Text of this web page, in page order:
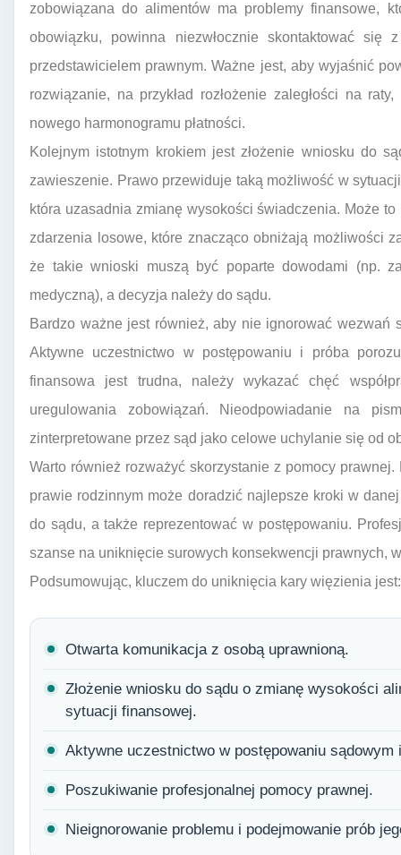
zobowiązana do alimentów ma problemy finansowe,
obowiązku, powinna niezwłocznie skontaktować
przedstawicielem prawnym. Ważne jest, aby wyjaśnić
rozwiązanie, na przykład rozłożenie zaległości na
nowego harmonogramu płatności.
Kolejnym istotnym krokiem jest złożenie wniosku do
zawieszenie. Prawo przewiduje taką możliwość w
która uzasadnia zmianę wysokości świadczenia. Może
zdarzenia losowe, które znacząco obniżają możliwości
że takie wnioski muszą być poparte dowodami (np.
medyczną), a decyzja należy do sądu.
Bardzo ważne jest również, aby nie ignorować wezwań
Aktywne uczestnictwo w postępowaniu i próba
finansowa jest trudna, należy wykazać chęć
uregulowania zobowiązań. Nieodpowiadanie na
zinterpretowane przez sąd jako celowe uchylanie się od
Warto również rozważyć skorzystanie z pomocy
prawie rodzinnym może doradzić najlepsze kroki w
do sądu, a także reprezentować w postępowaniu.
szanse na uniknięcie surowych konsekwencji prawnych,
Podsumowując, kluczem do uniknięcia kary więzienia jest:
Otwarta komunikacja z osobą uprawnioną.
Złożenie wniosku do sądu o zmianę wysokości
sytuacji finansowej.
Aktywne uczestnictwo w postępowaniu sądowym
Poszukiwanie profesjonalnej pomocy prawnej.
Nieignorowanie problemu i podejmowanie prób